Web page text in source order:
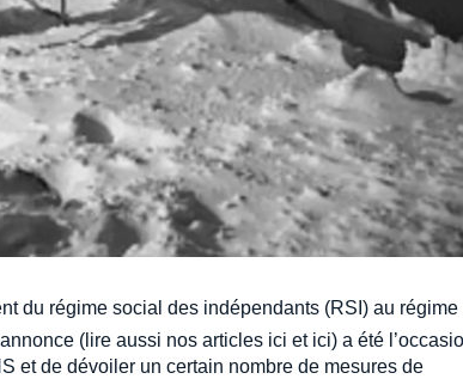
du régime social des indépendants (RSI) au régime
(lire aussi nos articles ici et ici) a été
et de dévoiler un certain nombre de mesures de